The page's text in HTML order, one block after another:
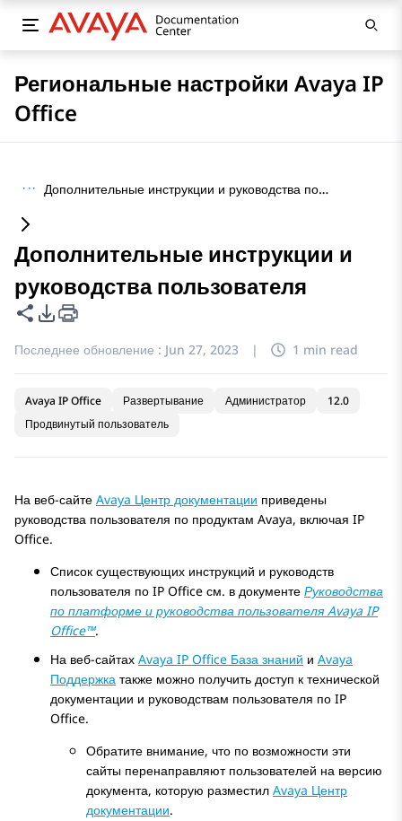
Региональные настройки Avaya IP
Office
··· Дополнительные инструкции и руководства пользователя
Дополнительные инструкции и
руководства пользователя
Поделиться этой страницей
Параметры экспорта PDF
Последнее обновление : Jun 27, 2023 | 1 min read
Avaya IP Office Развертывание Администратор
12.0
Продвинутый пользователь
На веб-сайте Avaya Центр документации приведены
руководства пользователя по продуктам Avaya, включая IP
Office.
Список существующих инструкций и руководств
пользователя по IP Office см. в документе Руководства
по платформе и руководства пользователяAvaya IP
Office™.
На веб-сайтах Avaya IP Office База знаний и Avaya
Поддержка также можно получить доступ к технической
документации и руководствам пользователя по IP
Office.
Обратите внимание, что по возможности эти
сайты перенаправляют пользователей на версию
документа, которую разместил Avaya Центр
документации.